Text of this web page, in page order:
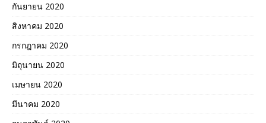
กันยายน 2020
สิงหาคม 2020
กรกฎาคม 2020
มิถุนายน 2020
เมษายน 2020
มีนาคม 2020